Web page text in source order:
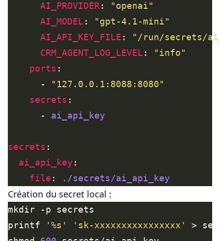
AI_PROVIDER :
"openai"
AI_MODEL :
"gpt-4.1-mini"
AI_API_KEY_FILE :
"/run/secrets/
CRM_AGENT_LOG_LEVEL :
"info"
ports
      -
"127.0.0.1:8088:8080"
secrets
      -
ai_api_key
secrets
ai_api_key
file : ./secrets/ai_api_key
Création du secret local :
printf
'%s'
'sk-xxxxxxxxxxxxxxxx'